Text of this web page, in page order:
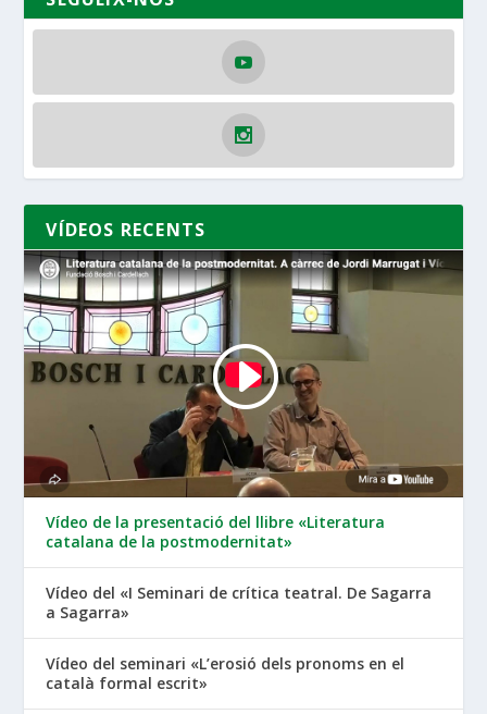
VÍDEOS RECENTS
Vídeo de la presentació del llibre «Literatura
catalana de la postmodernitat»
Vídeo del «I Seminari de crítica teatral. De Sagarra
a Sagarra»
Vídeo del seminari «L’erosió dels pronoms en el
català formal escrit»